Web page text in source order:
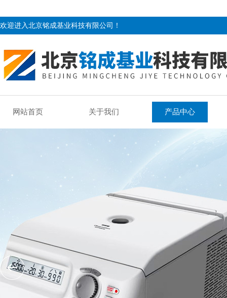
欢迎进入北京铭成基业科技有限公司！
网站首页 关于我们 产品中心